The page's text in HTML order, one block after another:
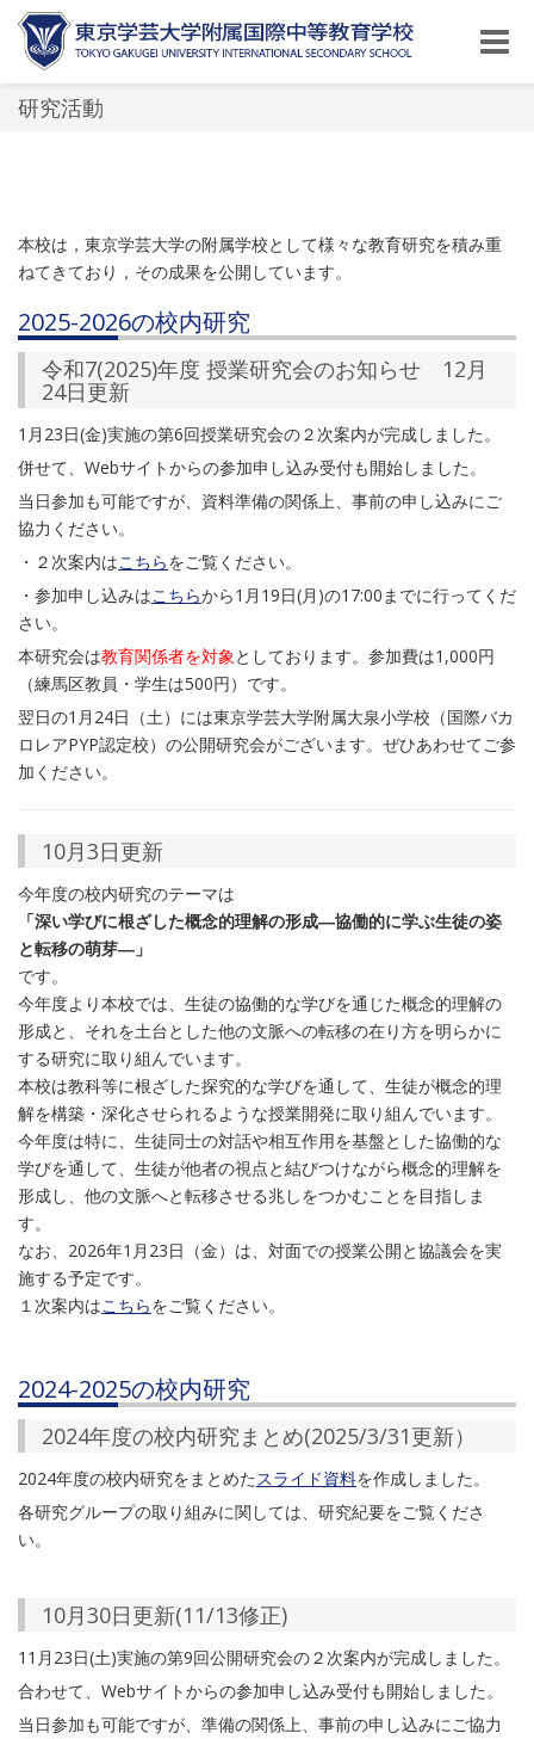
Toggle
研究活動
本校は，東京学芸大学の附属学校として様々な教育研究を積み重
ねてきており，その成果を公開しています。
2025-2026の校内研究
令和7(2025)年度 授業研究会のお知らせ 12月
24日更新
1月23日(金)実施の第6回授業研究会の２次案内が完成しました。
併せて、Webサイトからの参加申し込み受付も開始しました。
当日参加も可能ですが、資料準備の関係上、事前の申し込みにご
協力ください。
・２次案内はこちらをご覧ください。
・参加申し込みはこちらから1月19日(月)の17:00までに行ってくだ
さい。
本研究会は教育関係者を対象としております。参加費は1,000円
（練馬区教員・学生は500円）です。
翌日の1月24日（土）には東京学芸大学附属大泉小学校（国際バカ
ロレアPYP認定校）の公開研究会がございます。ぜひあわせてご参
加ください。
10月3日更新
今年度の校内研究のテーマは
「深い学びに根ざした概念的理解の形成―協働的に学ぶ生徒の姿
と転移の萌芽―」
です。
今年度より本校では、生徒の協働的な学びを通じた概念的理解の
形成と、それを土台とした他の文脈への転移の在り方を明らかに
する研究に取り組んでいます。
本校は教科等に根ざした探究的な学びを通して、生徒が概念的理
解を構築・深化させられるような授業開発に取り組んでいます。
今年度は特に、生徒同士の対話や相互作用を基盤とした協働的な
学びを通して、生徒が他者の視点と結びつけながら概念的理解を
形成し、他の文脈へと転移させる兆しをつかむことを目指しま
す。
なお、2026年1月23日（金）は、対面での授業公開と協議会を実
施する予定です。
１次案内はこちらをご覧ください。
2024-2025の校内研究
2024年度の校内研究まとめ(2025/3/31更新）
2024年度の校内研究をまとめたスライド資料を作成しました。
各研究グループの取り組みに関しては、研究紀要をご覧くださ
い。
10月30日更新(11/13修正)
11月23日(土)実施の第9回公開研究会の２次案内が完成しました。
合わせて、Webサイトからの参加申し込み受付も開始しました。
当日参加も可能ですが、準備の関係上、事前の申し込みにご協力